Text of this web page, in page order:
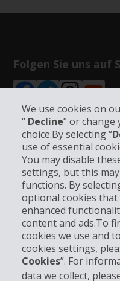
We use cookies on
“ Decline” or
choice.By selecting “
use of essential
You may disable
settings, but this
functions. By
optional cookies
enhanced
content and ads.To
cookies we use and
cookies settings,
Cookies”. For
data we collect,
Folgen Sie uns auf
Unternehmensinformation
Partner
Kundenservice
Mieten bei Hertz